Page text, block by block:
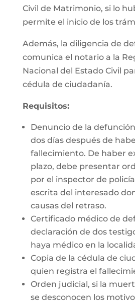
Civil de Matrimonio, si lo
permite el inicio de los
Además, la diligencia de
comunica el notario a la
Nacional del Estado Civil
cédula de ciudadanía.
Requisitos:
Denuncio de la
dos días después de
fallecimiento. De haber
plazo, debe presentar
por el inspector de
escrita del interesado
causas del retraso.
Certificado médico de
declaración de dos
haya médico en la
Copia de la cédula de
quien registra el
Orden judicial, si la
se desconocen los